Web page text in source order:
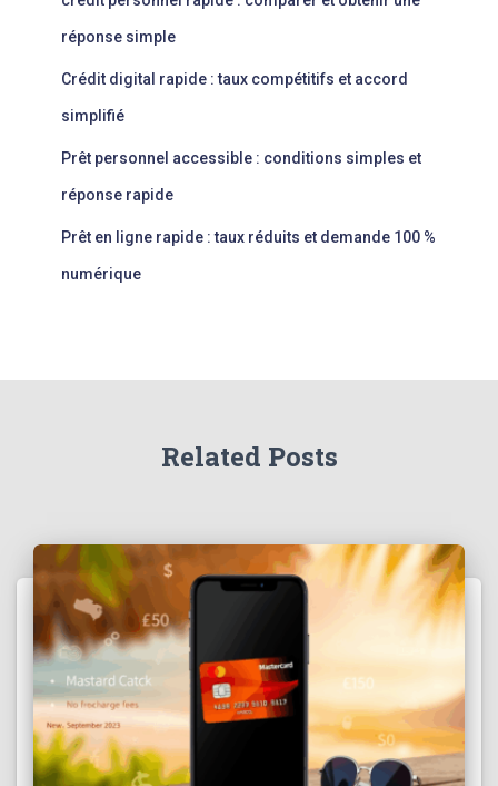
réponse simple
Crédit digital rapide : taux compétitifs et accord
simplifié
Prêt personnel accessible : conditions simples et
réponse rapide
Prêt en ligne rapide : taux réduits et demande 100 %
numérique
Related Posts